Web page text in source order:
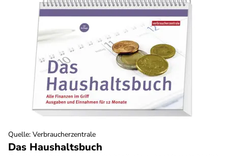
Das Haushaltsbuch
Quelle: Verbraucherzentrale